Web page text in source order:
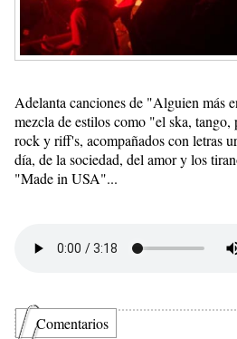
Adelanta canciones de "Alguien más
mezcla de estilos como "el ska,
rock y riff's, acompañados con letras
día, de la sociedad, del amor y los
"Made in USA"...
Comentarios